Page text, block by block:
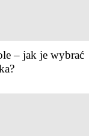
– jak je wybrać